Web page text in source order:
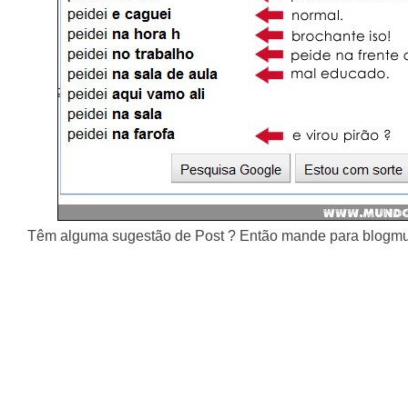
Têm alguma sugestão de Post ? Então mande para